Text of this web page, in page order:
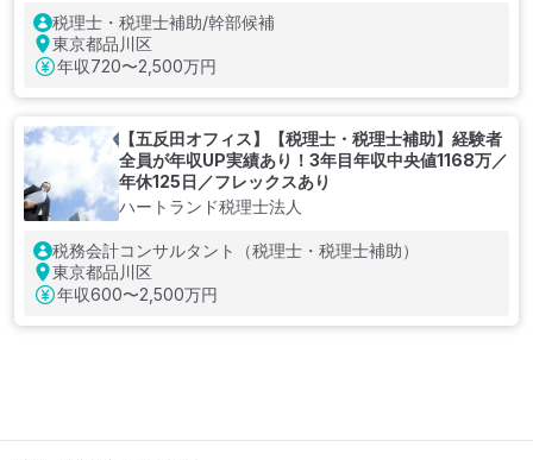
税理士・税理士補助/幹部候補
東京都品川区
年収720〜2,500万円
【五反田オフィス】【税理士・税理士補助】経験者
全員が年収UP実績あり！3年目年収中央値1168万／
年休125日／フレックスあり
ハートランド税理士法人
税務会計コンサルタント（税理士・税理士補助）
東京都品川区
年収600〜2,500万円